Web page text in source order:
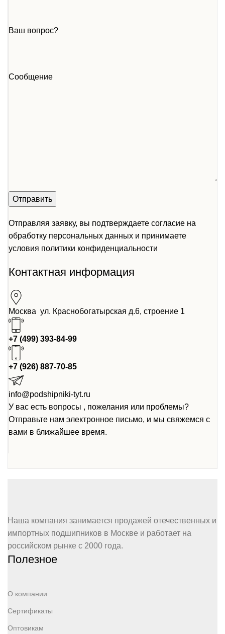
Ваш вопрос?
Сообщение
Отправляя заявку, вы подтверждаете согласие на
обработку персональных данных и принимаете
условия политики конфиденциальности
Контактная информация
Москва ул. Краснобогатырская д.6, строение 1
+7 (499) 393-84-99
+7 (926) 887-70-85
info@podshipniki-tyt.ru
У вас есть вопросы , пожелания или проблемы?
Отправьте нам электронное письмо, и мы свяжемся с
вами в ближайшее время.
Наша компания занимается продажей отечественных и
импортных подшипников в Москве и работает на
российском рынке с 2000 года.
Полезное
О компании
Сертификаты
Оптовикам